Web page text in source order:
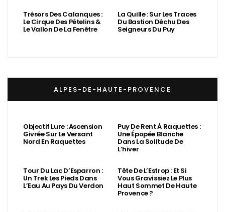
ALPES-DE-HAUTE-PROVENCE
Objectif Lure : Ascension
Givrée Sur Le Versant
Nord En Raquettes
Puy De Rent À Raquettes :
Une Épopée Blanche
Dans La Solitude De
L’hiver
Tête De L’Estrop : Et Si
Vous Gravissiez Le Plus
Haut Sommet De Haute
Provence ?